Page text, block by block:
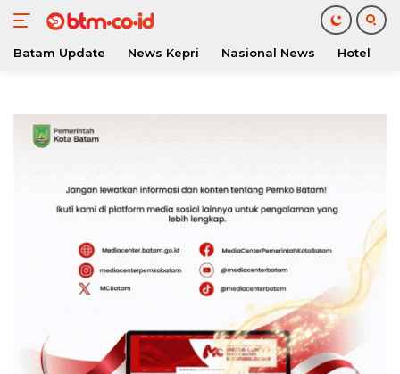
konten
Batam Update News Kepri Nasional News Hotel